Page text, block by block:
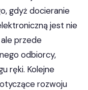
gdyż docieranie
jest nie
przede
odbiorcy,
ręki. Kolejne
rozwoju